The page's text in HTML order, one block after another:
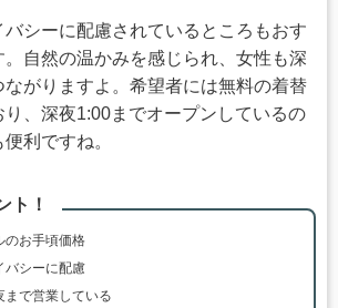
シーに配慮されているところもおす
自然の温かみを感じられ、女性も深
ながりますよ。希望者には無料の着替
り、深夜1:00までオープンしているの
利ですね。
ト！
のお手頃価格
バシーに配慮
まで営業している